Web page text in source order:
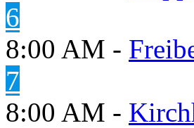
6
8:00 AM -
7
8:00 AM -